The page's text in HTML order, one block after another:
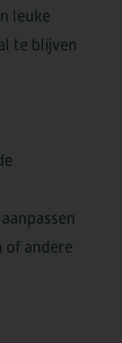
leuke
te blijven
of andere